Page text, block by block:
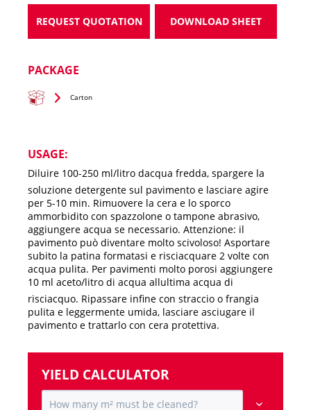
REQUEST QUOTATION DOWNLOAD SHEET
PACKAGE
Carton
USAGE:
Diluire 100-250 ml/litro dacqua fredda, spargere la
soluzione detergente sul pavimento e lasciare agire
per 5-10 min. Rimuovere la cera e lo sporco
ammorbidito con spazzolone o tampone abrasivo,
aggiungere acqua se necessario. Attenzione: il
pavimento può diventare molto scivoloso! Asportare
subito la patina formatasi e risciacquare 2 volte con
acqua pulita. Per pavimenti molto porosi aggiungere
10 ml aceto/litro di acqua allultima acqua di
risciacquo. Ripassare infine con straccio o frangia
pulita e leggermente umida, lasciare asciugare il
pavimento e trattarlo con cera protettiva.
YIELD CALCULATOR